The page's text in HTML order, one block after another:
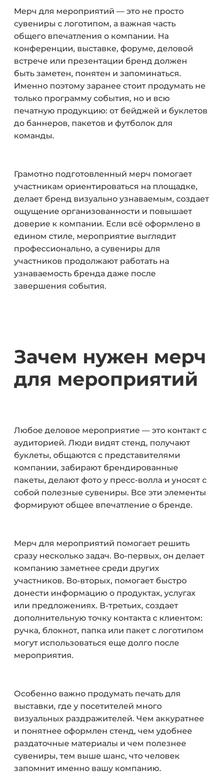
Мерч для мероприятий — это не просто
сувениры с логотипом, а важная часть
общего впечатления о компании. На
конференции, выставке, форуме, деловой
встрече или презентации бренд должен
быть заметен, понятен и запоминаться.
Именно поэтому заранее стоит продумать не
только программу события, но и всю
печатную продукцию: от бейджей и буклетов
до баннеров, пакетов и футболок для
команды.
Грамотно подготовленный мерч помогает
участникам ориентироваться на площадке,
делает бренд визуально узнаваемым, создает
ощущение организованности и повышает
доверие к компании. Если всё оформлено в
едином стиле, мероприятие выглядит
профессионально, а сувениры для
участников продолжают работать на
узнаваемость бренда даже после
завершения события.
Зачем нужен мерч
для мероприятий
Любое деловое мероприятие — это контакт с
аудиторией. Люди видят стенд, получают
буклеты, общаются с представителями
компании, забирают брендированные
пакеты, делают фото у пресс-волла и уносят с
собой полезные сувениры. Все эти элементы
формируют общее впечатление о бренде.
Мерч для мероприятий помогает решить
сразу несколько задач. Во-первых, он делает
компанию заметнее среди других
участников. Во-вторых, помогает быстро
донести информацию о продуктах, услугах
или предложениях. В-третьих, создает
дополнительную точку контакта с клиентом:
ручка, блокнот, папка или пакет с логотипом
могут использоваться еще долго после
мероприятия.
Особенно важно продумать печать для
выставки, где у посетителей много
визуальных раздражителей. Чем аккуратнее
и понятнее оформлен стенд, чем удобнее
раздаточные материалы и чем полезнее
сувениры, тем выше шанс, что человек
запомнит именно вашу компанию.